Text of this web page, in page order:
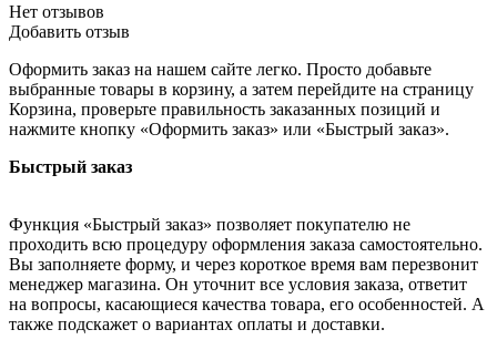
Нет отзывов
Добавить отзыв
Оформить заказ на нашем сайте легко. Просто добавьте
выбранные товары в корзину, а затем перейдите на страницу
Корзина, проверьте правильность заказанных позиций и
нажмите кнопку «Оформить заказ» или «Быстрый заказ».
Быстрый заказ
Функция «Быстрый заказ» позволяет покупателю не
проходить всю процедуру оформления заказа самостоятельно.
Вы заполняете форму, и через короткое время вам перезвонит
менеджер магазина. Он уточнит все условия заказа, ответит
на вопросы, касающиеся качества товара, его особенностей. А
также подскажет о вариантах оплаты и доставки.